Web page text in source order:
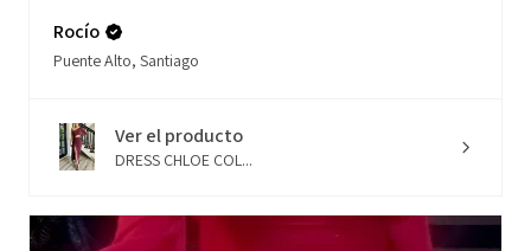
Rocío
Puente Alto, Santiago
Ver el producto
DRESS CHLOE COL...